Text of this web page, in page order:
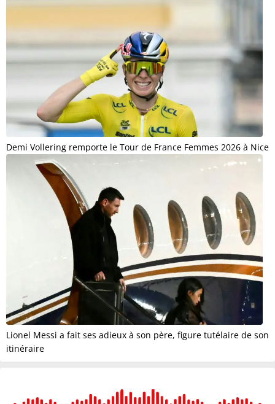
Demi Vollering remporte le Tour de France Femmes 2026 à Nice
Lionel Messi a fait ses adieux à son père, figure tutélaire de son
itinéraire